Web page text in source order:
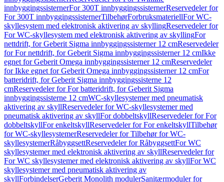
innbyggingssisternerFor 300T innbyggingssisternerReservedeler for
For 300T innbyggingssisternerTilbehørForbruksmateriellFor WC-
skyllesystem med elektronisk aktivering av skyllingReservedeler for
For WC-skyllesystem med elektronisk aktivering av skyllingFor
nettdrift, for Geberit Sigma innbyggingssisterner 12 cmReservedeler
for For nettdrift, for Geberit Sigma innbyggingssisterner 12 cmIkke
egnet for Geberit Omega innbyggingssisterner 12 cmReservedeler
for Ikke egnet for Geberit Omega innbyggingssisterner 12 cmFor
batteridrift, for Geberit Sigma innbyggingssisterne 12
cmReservedeler for For batteridrift, for Geberit Sigma
innbyggingssisterne 12 cmWC-skyllesystemer med pneumatisk
aktivering av skyllReservedeler for WC-skyllesystemer med
pneumatisk aktivering av skyllFor dobbeltskyllReservedeler for For
dobbeltskyllFor enkeltskyllReservedeler for For enkeltskyllTilbehør
for WC-skyllesystemerReservedeler for Tilbehør for WC-
skyllesystemerRåbyggsettReservedeler for RåbyggsettFor WC
skyllesystemer med elektronisk aktivering av skyllReservedeler for
For WC skyllesystemer med elektronisk aktivering av skyllFor WC
skyllesystemer med pneumatisk aktivering av
skyllForbindelserGeberit Monolith modulerSanitærmoduler for